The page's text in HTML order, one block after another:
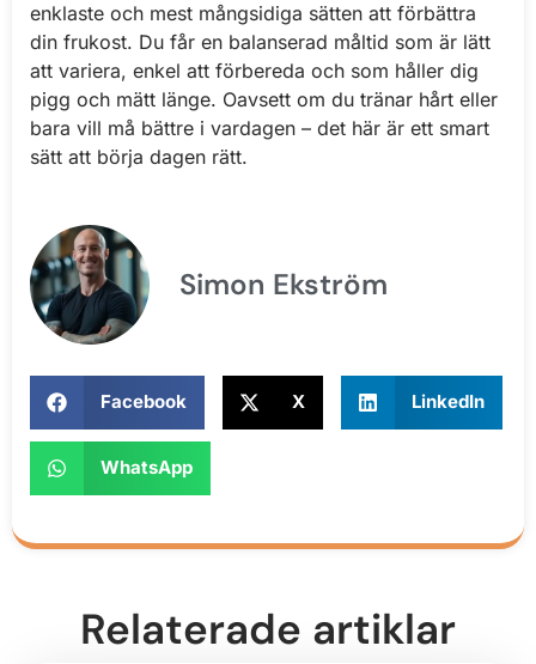
enklaste och mest mångsidiga sätten att förbättra
din frukost. Du får en balanserad måltid som är lätt
att variera, enkel att förbereda och som håller dig
pigg och mätt länge. Oavsett om du tränar hårt eller
bara vill må bättre i vardagen – det här är ett smart
sätt att börja dagen rätt.
Simon Ekström
Facebook X LinkedIn
WhatsApp
Relaterade artiklar